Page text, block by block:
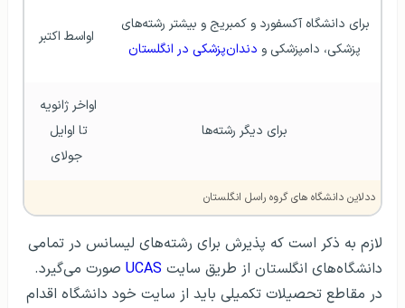
پزشکی، دامپزشکی و دندان‌پزشکی در انگلستان
اواسط اکتبر
برای دیگر رشته‌ها
جولای
ددلاین دانشگاه های گروه راسل انگلستان
لازم به ذکر است که پذیرش برای رشته‌های لیسانس در تمامی
دانشگاه‌های انگلستان از طریق سایت UCAS صورت می‌گیرد.
در مقاطع تحصیلات تکمیلی باید از سایت خود دانشگاه اقدام